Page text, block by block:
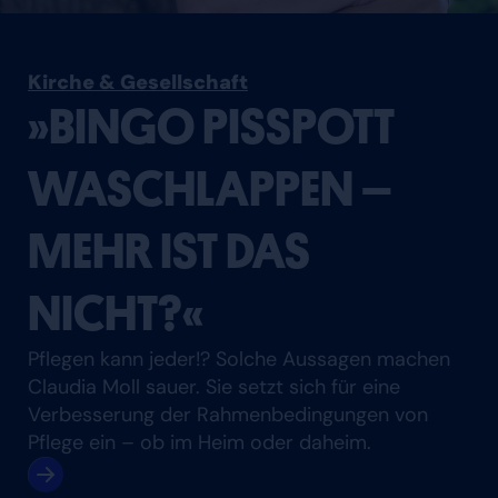
Kirche & Gesellschaft
»BINGO PISSPOTT
WASCHLAPPEN –
MEHR IST DAS
NICHT?«
Pflegen kann jeder!? Solche Aussagen machen
Claudia Moll sauer. Sie setzt sich für eine
Verbesserung der Rahmenbedingungen von
Pflege ein – ob im Heim oder daheim.